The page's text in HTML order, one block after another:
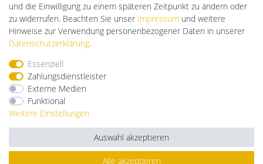
Impressum Daten­schutz­erklärung AGB
Barrierefreiheitserklärung
und die Einwilligung zu einem späteren Zeitpunkt zu ändern oder
zu widerrufen. Beachten Sie unser Impressum und weitere
Hinweise zur Verwendung personenbezogener Daten in unserer
Daten­schutz­erklärung.
Essenziell
Zahlungsdienstleister
Externe Medien
Funktional
Weitere Einstellungen
Alle akzeptieren
Auswahl akzeptieren